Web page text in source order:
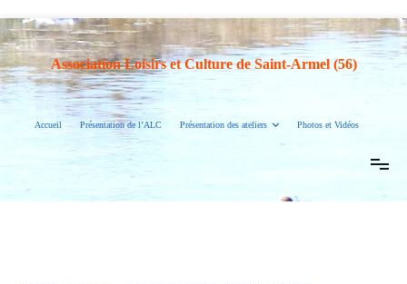
Association Loisirs et Culture de Saint-Armel (56)
Accueil Présentation de l’ALC Présentation des ateliers Photos et Vidéos